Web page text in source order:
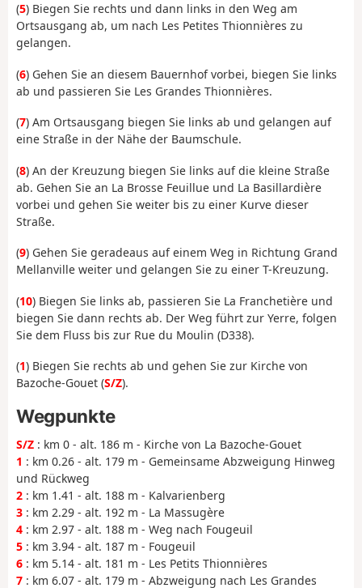
(5) Biegen Sie rechts und dann links in den Weg am
Ortsausgang ab, um nach Les Petites Thionnières zu
gelangen.
(6) Gehen Sie an diesem Bauernhof vorbei, biegen Sie links
ab und passieren Sie Les Grandes Thionnières.
(7) Am Ortsausgang biegen Sie links ab und gelangen auf
eine Straße in der Nähe der Baumschule.
(8) An der Kreuzung biegen Sie links auf die kleine Straße
ab. Gehen Sie an La Brosse Feuillue und La Basillardière
vorbei und gehen Sie weiter bis zu einer Kurve dieser
Straße.
(9) Gehen Sie geradeaus auf einem Weg in Richtung Grand
Mellanville weiter und gelangen Sie zu einer T-Kreuzung.
(10) Biegen Sie links ab, passieren Sie La Franchetière und
biegen Sie dann rechts ab. Der Weg führt zur Yerre, folgen
Sie dem Fluss bis zur Rue du Moulin (D338).
(1) Biegen Sie rechts ab und gehen Sie zur Kirche von
Bazoche-Gouet (S/Z).
Wegpunkte
S/Z : km 0 - alt. 186 m - Kirche von La Bazoche-Gouet
1 : km 0.26 - alt. 179 m - Gemeinsame Abzweigung Hinweg
und Rückweg
2 : km 1.41 - alt. 188 m - Kalvarienberg
3 : km 2.29 - alt. 192 m - La Massugère
4 : km 2.97 - alt. 188 m - Weg nach Fougeuil
5 : km 3.94 - alt. 187 m - Fougeuil
6 : km 5.14 - alt. 181 m - Les Petits Thionnières
7 : km 6.07 - alt. 179 m - Abzweigung nach Les Grandes